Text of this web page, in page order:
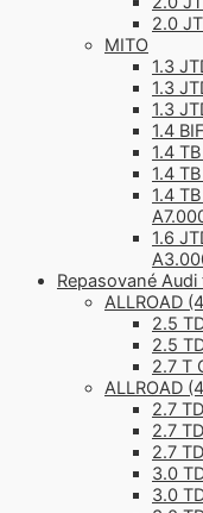
2.0
MITO
1.3
1.3
1.3
1.4
1.4
1.4
1.4
1.6
Repasované
ALLROAD
2.5
2.5
2.7 T
ALLROAD
2.7
2.7
2.7
3.0
3.0